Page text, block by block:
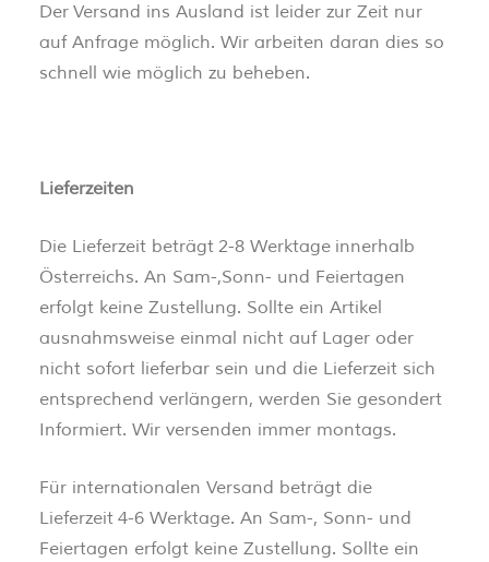
Der Versand ins Ausland ist leider zur Zeit nur
auf Anfrage möglich. Wir arbeiten daran dies so
schnell wie möglich zu beheben.
Lieferzeiten
Die Lieferzeit beträgt 2-8 Werktage innerhalb
Österreichs. An Sam-,Sonn- und Feiertagen
erfolgt keine Zustellung. Sollte ein Artikel
ausnahmsweise einmal nicht auf Lager oder
nicht sofort lieferbar sein und die Lieferzeit sich
entsprechend verlängern, werden Sie gesondert
Informiert. Wir versenden immer montags.
Für internationalen Versand beträgt die
Lieferzeit 4-6 Werktage. An Sam-, Sonn- und
Feiertagen erfolgt keine Zustellung. Sollte ein